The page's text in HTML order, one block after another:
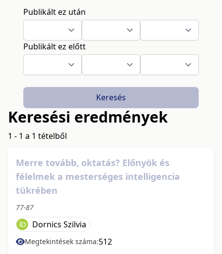
Publikált ez után
Publikált ez előtt
Keresés
Keresési eredmények
1 - 1 a 1 tételből
Merre tovább, oktatás? Előnyök és
félelmek a mesterséges intelligencia
tükrében
77-87
Dornics Szilvia
Megtekintések száma:512